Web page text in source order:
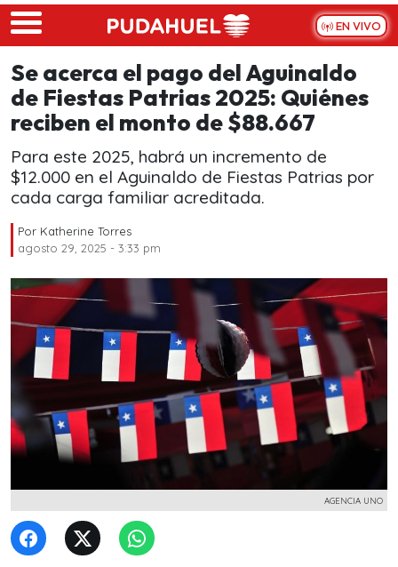
Skip to main content
EN VIVO
Se acerca el pago del Aguinaldo
de Fiestas Patrias 2025: Quiénes
reciben el monto de $88.667
Para este 2025, habrá un incremento de
$12.000 en el Aguinaldo de Fiestas Patrias por
cada carga familiar acreditada.
Por Katherine Torres
agosto 29, 2025 - 3:33 pm
AGENCIA UNO